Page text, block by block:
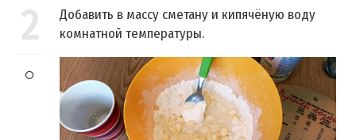
2
Добавить в массу сметану и кипячёную воду
комнатной температуры.